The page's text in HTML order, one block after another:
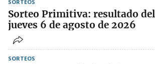
SORTEOS
Sorteo Primitiva: resultado del
jueves 6 de agosto de 2026
SORTEOS